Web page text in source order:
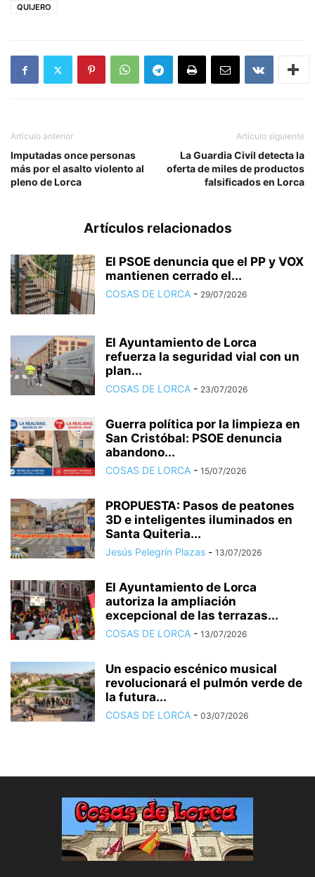
QUIJERO
Artículo anterior
Imputadas once personas
más por el asalto violento al
pleno de Lorca
Artículo siguiente
La Guardia Civil detecta la
oferta de miles de productos
falsificados en Lorca
Artículos relacionados
El PSOE denuncia que el PP y VOX
mantienen cerrado el...
COSAS DE LORCA - 29/07/2026
El Ayuntamiento de Lorca
refuerza la seguridad vial con un
plan...
COSAS DE LORCA - 23/07/2026
Guerra política por la limpieza en
San Cristóbal: PSOE denuncia
abandono...
COSAS DE LORCA - 15/07/2026
PROPUESTA: Pasos de peatones
3D e inteligentes iluminados en
Santa Quiteria...
Jesús Pelegrín Plazas - 13/07/2026
El Ayuntamiento de Lorca
autoriza la ampliación
excepcional de las terrazas...
COSAS DE LORCA - 13/07/2026
Un espacio escénico musical
revolucionará el pulmón verde de
la futura...
COSAS DE LORCA - 03/07/2026